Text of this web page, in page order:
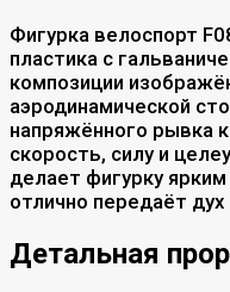
Фигурка велоспорт
пластика с
композиции
аэродинамической
напряжённого рывка
скорость, силу и
делает фигурку
отлично передаёт
Детальная